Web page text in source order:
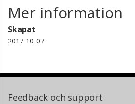
Mer information
Skapat
2017-10-07
Feedback och support